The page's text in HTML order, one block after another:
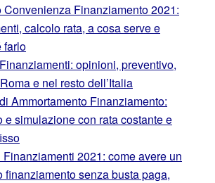
Convenienza Finanziamento 2021:
calcolo rata, a cosa serve e
farlo
opinioni, preventivo,
e nel resto dell’Italia
Ammortamento Finanziamento:
e simulazione con rata costante e
2021: come avere un
finanziamento senza busta paga,